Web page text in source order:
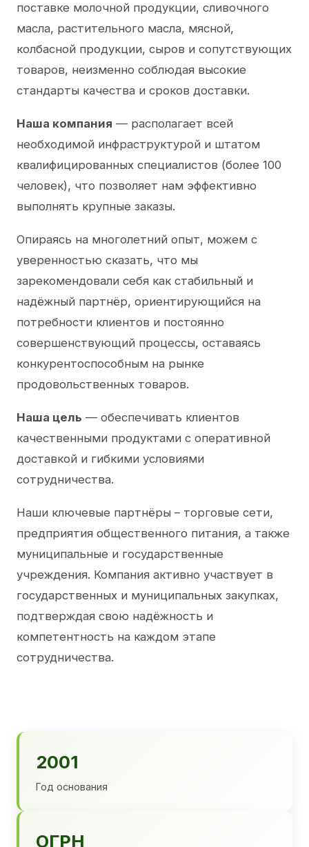
поставке молочной продукции, сливочного
масла, растительного масла, мясной,
колбасной продукции, сыров и сопутствующих
товаров, неизменно соблюдая высокие
стандарты качества и сроков доставки.
Наша компания — располагает всей
необходимой инфраструктурой и штатом
квалифицированных специалистов (более 100
человек), что позволяет нам эффективно
выполнять крупные заказы.
Опираясь на многолетний опыт, можем с
уверенностью сказать, что мы
зарекомендовали себя как стабильный и
надёжный партнёр, ориентирующийся на
потребности клиентов и постоянно
совершенствующий процессы, оставаясь
конкурентоспособным на рынке
продовольственных товаров.
Наша цель — обеспечивать клиентов
качественными продуктами с оперативной
доставкой и гибкими условиями
сотрудничества.
Наши ключевые партнёры – торговые сети,
предприятия общественного питания, а также
муниципальные и государственные
учреждения. Компания активно участвует в
государственных и муниципальных закупках,
подтверждая свою надёжность и
компетентность на каждом этапе
сотрудничества.
2001
Год основания
ОГРН